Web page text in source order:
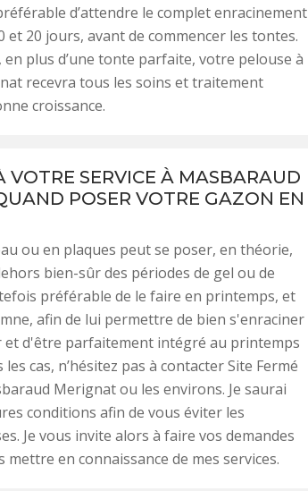
d’attendre le complet enracinement
et 20 jours, avant de commencer les tontes.
en plus d’une tonte parfaite, votre pelouse à
recevra tous les soins et traitement
croissance.
VOTRE SERVICE À MASBARAUD
POSER VOTRE GAZON EN
ou en plaques peut se poser, en théorie,
bien-sûr des périodes de gel ou de
préférable de le faire en printemps, et
afin de lui permettre de bien s'enraciner
d'être parfaitement intégré au printemps
cas, n’hésitez pas à contacter Site Fermé
Merignat ou les environs. Je saurai
conditions afin de vous éviter les
Je vous invite alors à faire vos demandes
mettre en connaissance de mes services.